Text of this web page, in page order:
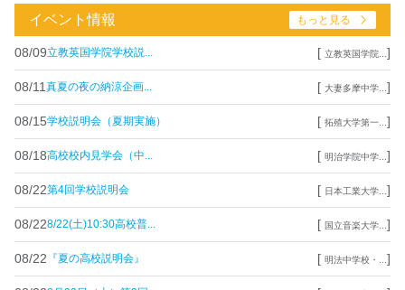
イベント情報 もっと見る
08/09立教英国学院学校説... [ 立教英国学院... ]
08/11 真夏の夜の納涼企画... [ 大妻多摩中学... ]
08/15学校説明会（夏期実施） [ 拓殖大学第一... ]
08/18高校校内見学会（中... [ 明治学院中学... ]
08/22第4回学校説明会 [ 日本工業大学... ]
08/228/22(土)10:30高校普... [ 国立音楽大学... ]
08/22 『夏の高校説明会』 [ 明法中学校・... ]